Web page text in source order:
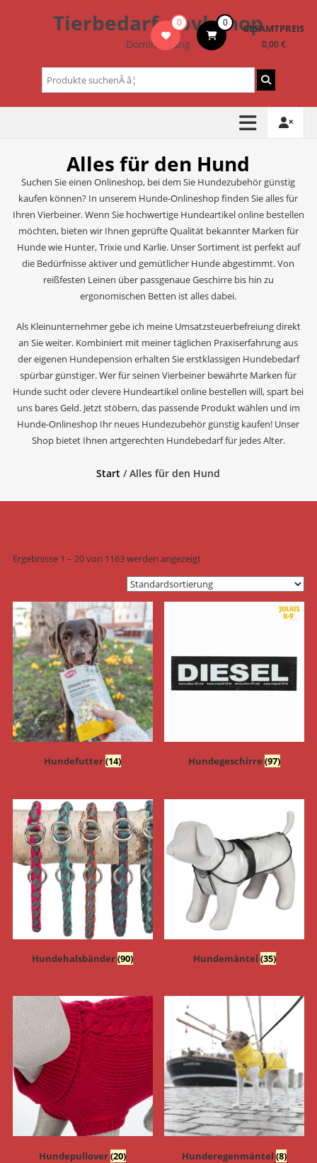
Tierbedarf – bvl-Shop
Dominik Lang
0 0 GESAMTPREIS
0,00 €
Suchen
nach:
Alles für den Hund
Suchen Sie einen Onlineshop, bei dem Sie Hundezubehör günstig
kaufen können? In unserem Hunde-Onlineshop finden Sie alles für
Ihren Vierbeiner. Wenn Sie hochwertige Hundeartikel online bestellen
möchten, bieten wir Ihnen geprüfte Qualität bekannter Marken für
Hunde wie Hunter, Trixie und Karlie. Unser Sortiment ist perfekt auf
die Bedürfnisse aktiver und gemütlicher Hunde abgestimmt. Von
reißfesten Leinen über passgenaue Geschirre bis hin zu
ergonomischen Betten ist alles dabei.
Als Kleinunternehmer gebe ich meine Umsatzsteuerbefreiung direkt
an Sie weiter. Kombiniert mit meiner täglichen Praxiserfahrung aus
der eigenen Hundepension erhalten Sie erstklassigen Hundebedarf
spürbar günstiger. Wer für seinen Vierbeiner bewährte Marken für
Hunde sucht oder clevere Hundeartikel online bestellen will, spart bei
uns bares Geld. Jetzt stöbern, das passende Produkt wählen und im
Hunde-Onlineshop Ihr neues Hundezubehör günstig kaufen! Unser
Shop bietet Ihnen artgerechten Hundebedarf für jedes Alter.
Start / Alles für den Hund
Ergebnisse 1 – 20 von 1163 werden angezeigt
Hundefutter(14) Hundegeschirre(97)
Hundehalsbänder(90) Hundemäntel (35)
Hundepullover(20) Hunderegenmäntel(8)